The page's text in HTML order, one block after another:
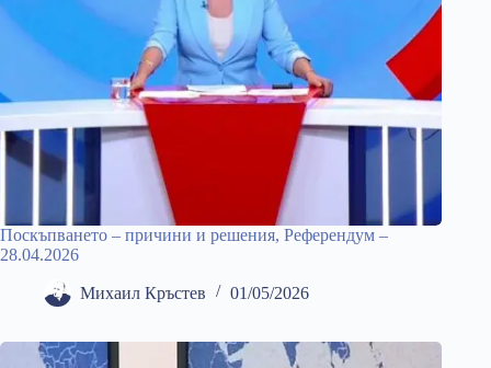
Поскъпването – причини и решения, Референдум –
28.04.2026
Михаил Кръстев 01/05/2026